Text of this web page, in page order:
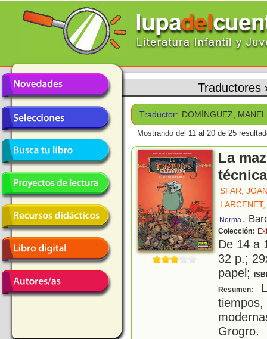
Traductores
Traductor: DOMÍNGUEZ, MANEL
Mostrando del 11 al 20 de 25
La
SFAR,
Norma ,
Colección:
De 14 a
32 p.;
papel;
Resumen:
Grogro.